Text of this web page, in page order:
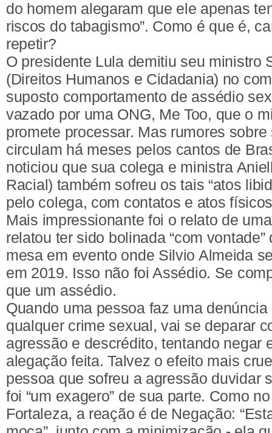
do homem alegaram que ele apenas
riscos do tabagismo”. Como é que é,
repetir?
O presidente Lula demitiu seu ministro
(Direitos Humanos e Cidadania) no
suposto comportamento de assédio
vazado por uma ONG, Me Too, que o
promete processar. Mas rumores
circulam há meses pelos cantos de
noticiou que sua colega e ministra
Racial) também sofreu os tais “atos
pelo colega, com contatos e atos
Mais impressionante foi o relato de
relatou ter sido bolinada “com
mesa em evento onde Silvio Almeida
em 2019. Isso não foi Assédio. Se
que um assédio.
Quando uma pessoa faz uma
qualquer crime sexual, vai se deparar
agressão e descrédito, tentando negar
alegação feita. Talvez o efeito mais
pessoa que sofreu a agressão duvidar
foi “um exagero” de sua parte. Como
Fortaleza, a reação é de Negação: